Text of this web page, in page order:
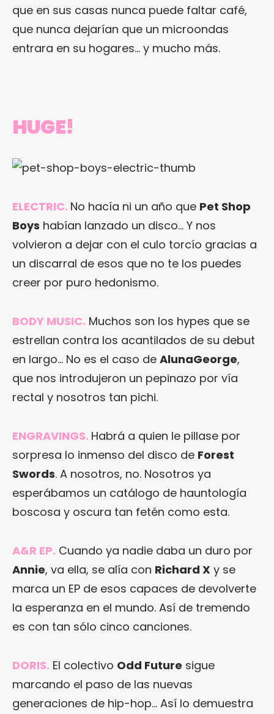
que en sus casas nunca puede faltar café,
que nunca dejarían que un microondas
entrara en su hogares… y mucho más.
HUGE!
ELECTRIC. No hacía ni un año que Pet Shop
Boys habían lanzado un disco… Y nos
volvieron a dejar con el culo torcío gracias a
un discarral de esos que no te los puedes
creer por puro hedonismo.
BODY MUSIC. Muchos son los hypes que se
estrellan contra los acantilados de su debut
en largo… No es el caso de AlunaGeorge,
que nos introdujeron un pepinazo por vía
rectal y nosotros tan pichi.
ENGRAVINGS. Habrá a quien le pillase por
sorpresa lo inmenso del disco de Forest
Swords. A nosotros, no. Nosotros ya
esperábamos un catálogo de hauntología
boscosa y oscura tan fetén como esta.
A&R EP. Cuando ya nadie daba un duro por
Annie, va ella, se alía con Richard X y se
marca un EP de esos capaces de devolverte
la esperanza en el mundo. Así de tremendo
es con tan sólo cinco canciones.
DORIS. El colectivo Odd Future sigue
marcando el paso de las nuevas
generaciones de hip-hop… Así lo demuestra